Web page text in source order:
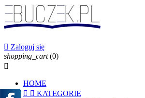
 Zaloguj się
shopping_cart (0)

HOME
  KATEGORIE